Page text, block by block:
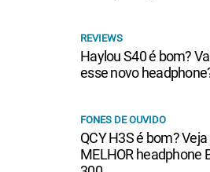
REVIEWS
Haylou S40 é bom?
esse novo
FONES DE OUVIDO
QCY H3S é bom?
MELHOR headphone